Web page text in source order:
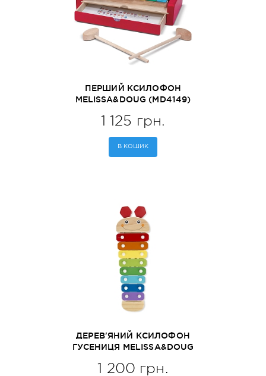
ПЕРШИЙ КСИЛОФОН
MELISSA&DOUG (MD4149)
1 125 грн.
В КОШИК
ДЕРЕВ'ЯНИЙ КСИЛОФОН
ГУСЕНИЦЯ MELISSA&DOUG
1 200 грн.